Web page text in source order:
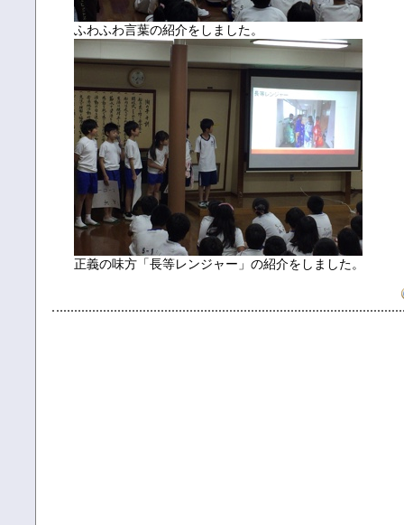
ふわふわ言葉の紹介をしました。
正義の味方「長等レンジャー」の紹介をしました。